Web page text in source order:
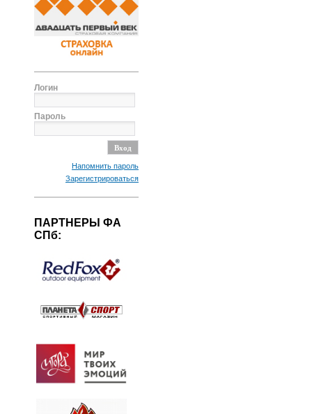
Логин
Пароль
Напомнить пароль
Зарегистрироваться
ПАРТНЕРЫ ФА
СПб: